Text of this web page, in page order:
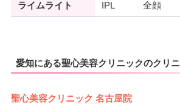
ライムライト IPL 全顔
愛知にある聖心美容クリニックのクリ
聖心美容クリニック 名古屋院